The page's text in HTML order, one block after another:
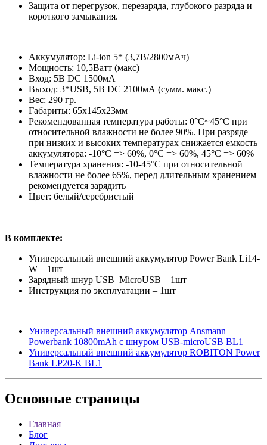
Защита от перегрузок, перезаряда, глубокого разряда и
короткого замыкания.
Аккумулятор: Li-ion 5* (3,7В/2800мАч)
Мощность: 10,5Ватт (макс)
Вход: 5В DC 1500мА
Выход: 3*USB, 5В DC 2100мА (сумм. макс.)
Вес: 290 гр.
Габариты: 65х145х23мм
Рекомендованная температура работы: 0°С~45°С при
относительной влажности не более 90%. При разряде
при низких и высоких температурах снижается емкость
аккумулятора: -10°С => 60%, 0°С => 60%, 45°С => 60%
Температура хранения: -10-45°С при относительной
влажности не более 65%, перед длительным хранением
рекомендуется зарядить
Цвет: белый/серебристый
В комплекте:
Универсальный внешний аккумулятор Power Bank Li14-
W – 1шт
Зарядный шнур USB–MicroUSB – 1шт
Инструкция по эксплуатации – 1шт
Универсальный внешний аккумулятор Ansmann
Powerbank 10800mAh с шнуром USB-microUSB BL1
Универсальный внешний аккумулятор ROBITON Power
Bank LP20-K BL1
Основные страницы
Главная
Блог